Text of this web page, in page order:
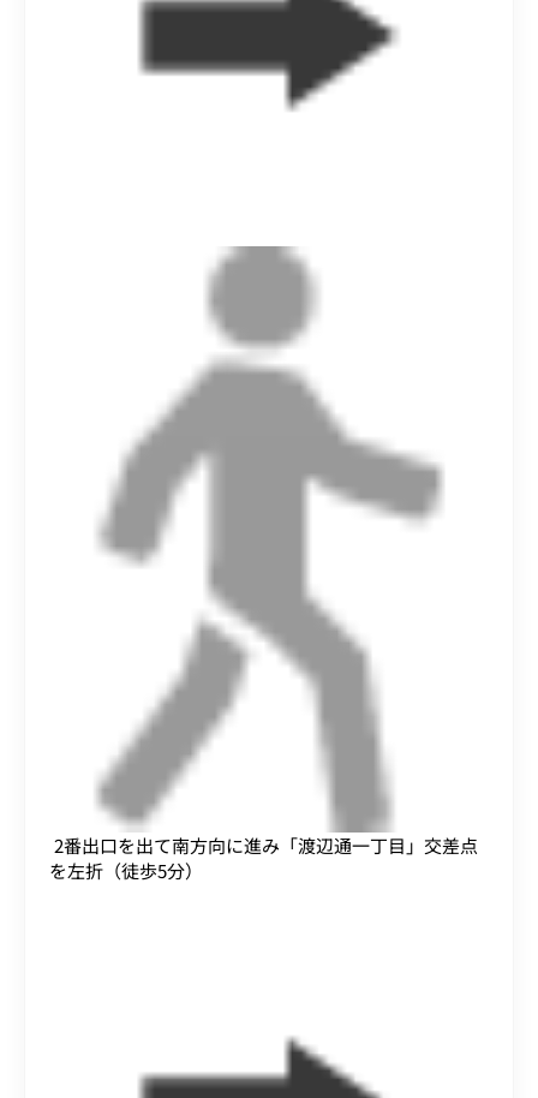
2番出口を出て南方向に進み「渡辺通一丁目」交差点
を左折（徒歩5分）